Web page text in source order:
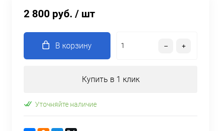
2 800 руб. / шт
В корзину
Купить в 1 клик
Уточняйте наличие